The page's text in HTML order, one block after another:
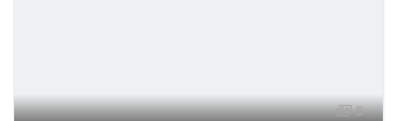
5